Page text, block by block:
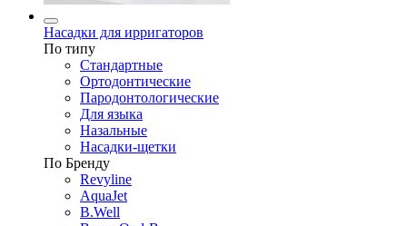
Насадки для ирригаторов
По типу
Стандартные
Ортодонтические
Пародонтологические
Для языка
Назальные
Насадки-щетки
По Бренду
Revyline
AquaJet
B.Well